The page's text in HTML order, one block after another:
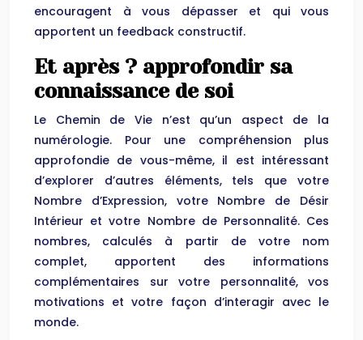
encouragent à vous dépasser et qui vous
apportent un feedback constructif.
Et après ? approfondir sa
connaissance de soi
Le Chemin de Vie n’est qu’un aspect de la
numérologie. Pour une compréhension plus
approfondie de vous-même, il est intéressant
d’explorer d’autres éléments, tels que votre
Nombre d’Expression, votre Nombre de Désir
Intérieur et votre Nombre de Personnalité. Ces
nombres, calculés à partir de votre nom
complet, apportent des informations
complémentaires sur votre personnalité, vos
motivations et votre façon d’interagir avec le
monde.